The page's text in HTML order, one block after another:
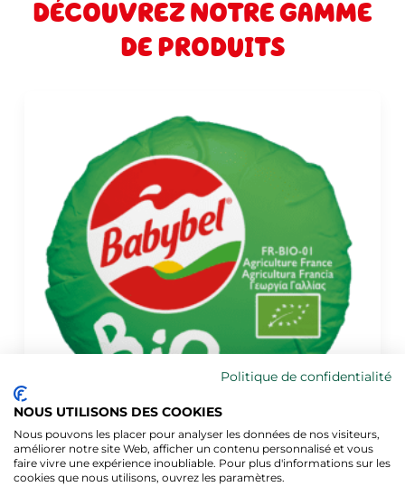
DÉCOUVREZ NOTRE GAMME
DE PRODUITS
Politique de confidentialité
NOUS UTILISONS DES COOKIES
Nous pouvons les placer pour analyser les données de nos visiteurs,
améliorer notre site Web, afficher un contenu personnalisé et vous
faire vivre une expérience inoubliable. Pour plus d'informations sur les
cookies que nous utilisons, ouvrez les paramètres.